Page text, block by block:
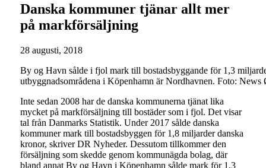
Danska kommuner tjänar allt mer
på markförsäljning
28 augusti, 2018
By og Havn sålde i fjol mark till bostadsbyggande för 1,3
utbyggnadsområdena i Köpenhamn är Nordhavnen. Foto: News
Inte sedan 2008 har de danska kommunerna tjänat lika
mycket på markförsäljning till bostäder som i fjol. Det visar
tal från Danmarks Statistik. Under 2017 sålde danska
kommuner mark till bostadsbyggen för 1,8 miljarder danska
kronor, skriver DR Nyheder. Dessutom tillkommer den
försäljning som skedde genom kommunägda bolag, där
bland annat By og Havn i Köpenhamn sålde mark för 1,3